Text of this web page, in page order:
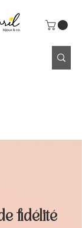
fidélité